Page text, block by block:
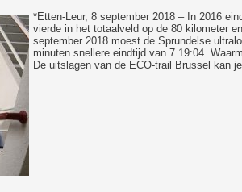
*Etten-Leur, 8 september 2018 – In 2016
vierde in het totaalveld op de 80 kilometer
september 2018 moest de Sprundelse
minuten snellere eindtijd van 7.19:04.
De uitslagen van de ECO-trail Brussel kan je